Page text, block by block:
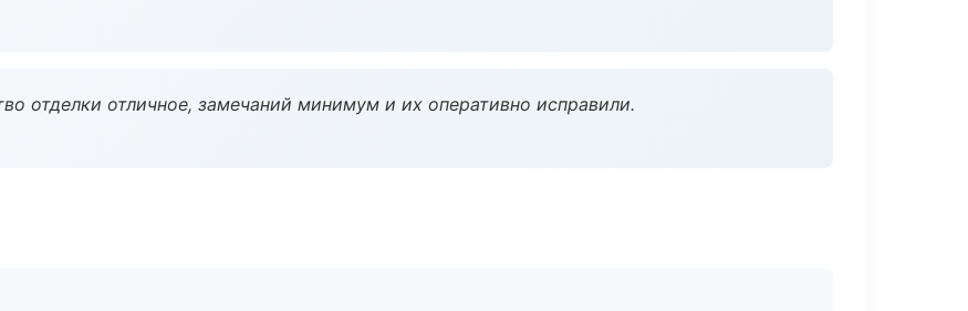
отделки отличное, замечаний минимум и их оперативно исправили.